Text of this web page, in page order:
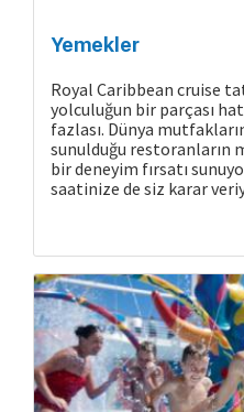
Yemekler
Royal Caribbean cruise
yolculuğun bir parçası
fazlası. Dünya
sunulduğu restoranların
bir deneyim fırsatı
saatinize de siz karar